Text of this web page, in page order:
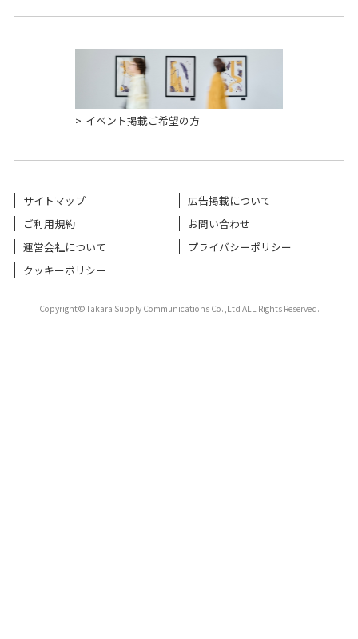
イベント掲載ご希望の方
サイトマップ
広告掲載について
ご利用規約
お問い合わせ
運営会社について
プライバシーポリシー
クッキーポリシー
Copyright©Takara Supply Communications Co.,Ltd ALL Rights Reserved.